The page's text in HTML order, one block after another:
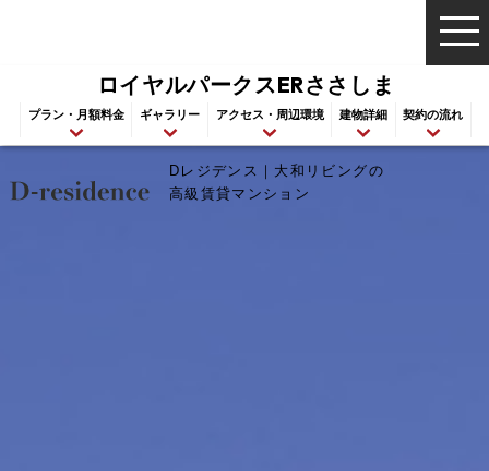
Dレジデンス｜大和リビングの
高級賃貸マンション
ロイヤルパークスERささしま
プラン・月額料金 ギャラリー アクセス・周辺環境 建物詳細 契約の流れ